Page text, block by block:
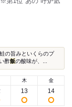
の旨みといくらのプ
酢飯の酸味が、...
木
13
金
14